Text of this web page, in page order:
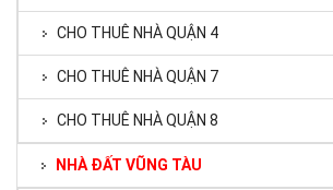
CHO THUÊ NHÀ QUẬN 4
CHO THUÊ NHÀ QUẬN 7
CHO THUÊ NHÀ QUẬN 8
NHÀ ĐẤT VŨNG TÀU